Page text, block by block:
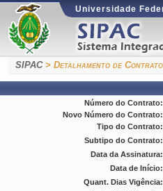
Universidade
SIPAC> Detalhamento de Contrato
Número do Contrato:
Novo Número do Contrato:
Tipo do Contrato:
Subtipo do Contrato:
Data da Assinatura:
Data de Início:
Quant. Dias Vigência: